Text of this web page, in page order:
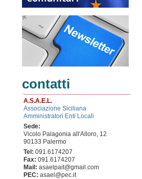
contatti
A.S.A.E.L.
Associazione Siciliana
Amministratori Enti Locali
Sede:
Vicolo Palagonia all'Alloro, 12
90133 Palermo
Tel: 091.6174207
Fax: 091.6174207
Mail: asaelpait@gmail.com
PEC: asael@pec.it